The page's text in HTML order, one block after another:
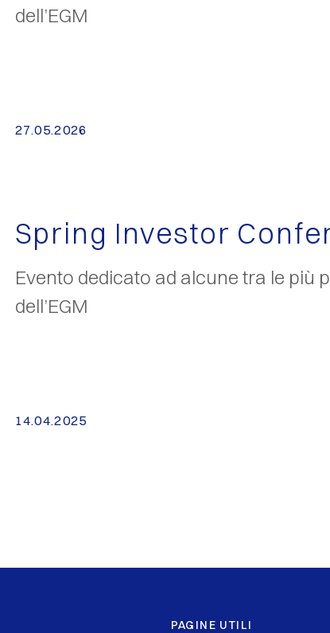
dell’EGM
27.05.2026
Spring Investor
Evento dedicato ad alcune tra le più
dell’EGM
14.04.2025
PAGINE UTILI